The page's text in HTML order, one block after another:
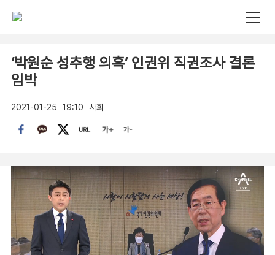
‘박원순 성추행 의혹’ 인권위 직권조사 결론
임박
2021-01-25 19:10 사회